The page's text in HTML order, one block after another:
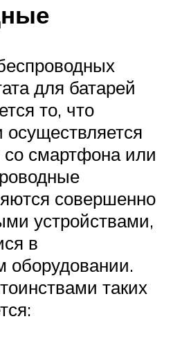
для батарей
то, что
смартфона или
совершенно
устройствами,
в
оборудовании.
таких